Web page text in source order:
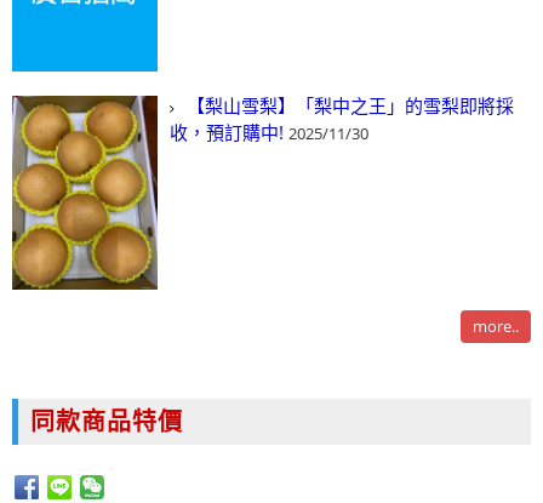
【梨山雪梨】「梨中之王」的雪梨即將採
收，預訂購中! 2025/11/30
more..
同款商品特價